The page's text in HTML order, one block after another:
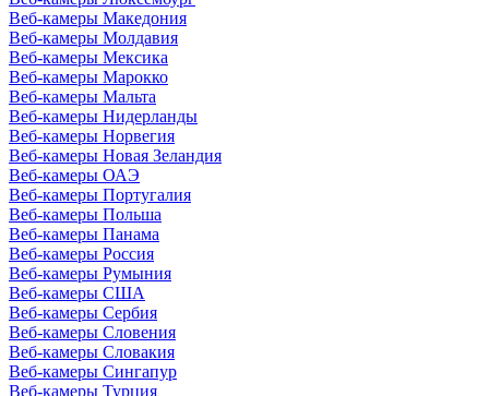
Веб-камеры Македония
Веб-камеры Молдавия
Веб-камеры Мексика
Веб-камеры Марокко
Веб-камеры Мальта
Веб-камеры Нидерланды
Веб-камеры Норвегия
Веб-камеры Новая Зеландия
Веб-камеры ОАЭ
Веб-камеры Португалия
Веб-камеры Польша
Веб-камеры Панама
Веб-камеры Россия
Веб-камеры Румыния
Веб-камеры США
Веб-камеры Сербия
Веб-камеры Словения
Веб-камеры Словакия
Веб-камеры Сингапур
Веб-камеры Турция